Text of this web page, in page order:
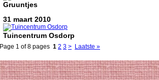
Gruuntjes
31 maart 2010
Tuincentrum Osdorp
Page 1 of 8 pages 1 2 3 > Laatste »